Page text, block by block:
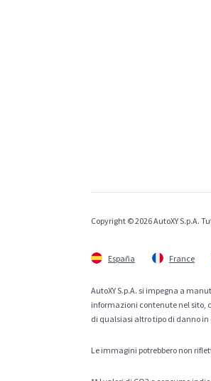
Copyright © 2026 AutoXY S.p.A.
España France
AutoXY S.p.A. si impegna a
informazioni contenute nel sito,
di qualsiasi altro tipo di danno
Le immagini potrebbero non